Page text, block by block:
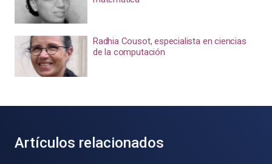
Radhia Cousot, especialista en ciencias
de la computación
Artículos relacionados